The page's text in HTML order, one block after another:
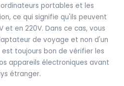
portables et les
ce qui signifie qu'ils peuvent
et en 220V. Dans ce cas, vous
de voyage et non d'un
toujours bon de vérifier les
appareils électroniques avant
étranger.